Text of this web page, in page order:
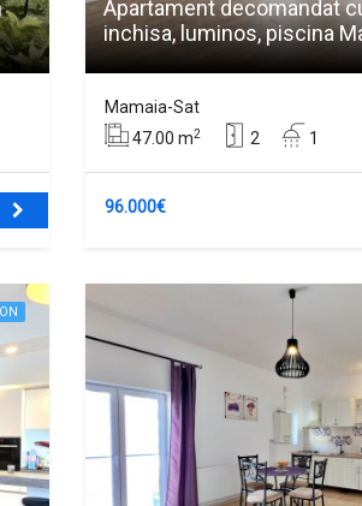
Apartament decomandat
inchisa, luminos, piscina
Mamaia-Sat
47.00 m2 2 1
96.000€